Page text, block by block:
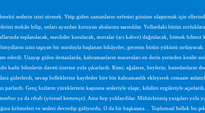
seslerin izini sürmek. Yitip giden zamanların nefesini gününe ulaştırmak için
mekân bilip, onları ayazdan koruyan abalarına sarındılar. Yollardaki bütün
toplanılacak, meclisler kurulacak, mırralar (acı kahve) dağıtılacak, bitmek bilmez
izini taşıyan bir mırıltıyla başlanan hikâyeler, gecenin bütün yükünü
ederdi. Uzayıp giden destanlarda, kahramanların maceraları en derin yerinden kesilir
kadir bilenlerin daveti üzerine yola çıkarlardı. Kimi; ağaların, beylerin, hanedanların
giderlerdi, savaşı belleklerine kaydeder bire bin kahramanlık ekleyerek cemaate
parlardı. Genç kızların yüreklerinin kapısına sesleriyle ulaşır, kilidini ezgileriyle
ya da rıbab (yöresel kemençe). Ama hep yoldaydılar. Mühürlenmiş yazgıları yola
kelimeleri ve sesleri devredip gidiyordu. O da bir başkasına… Toplumsal bellek bu